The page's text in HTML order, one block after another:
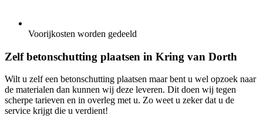
Voorijkosten worden gedeeld
Zelf betonschutting plaatsen in Kring van Dorth
Wilt u zelf een betonschutting plaatsen maar bent u wel opzoek naar
de materialen dan kunnen wij deze leveren. Dit doen wij tegen
scherpe tarieven en in overleg met u. Zo weet u zeker dat u de
service krijgt die u verdient!